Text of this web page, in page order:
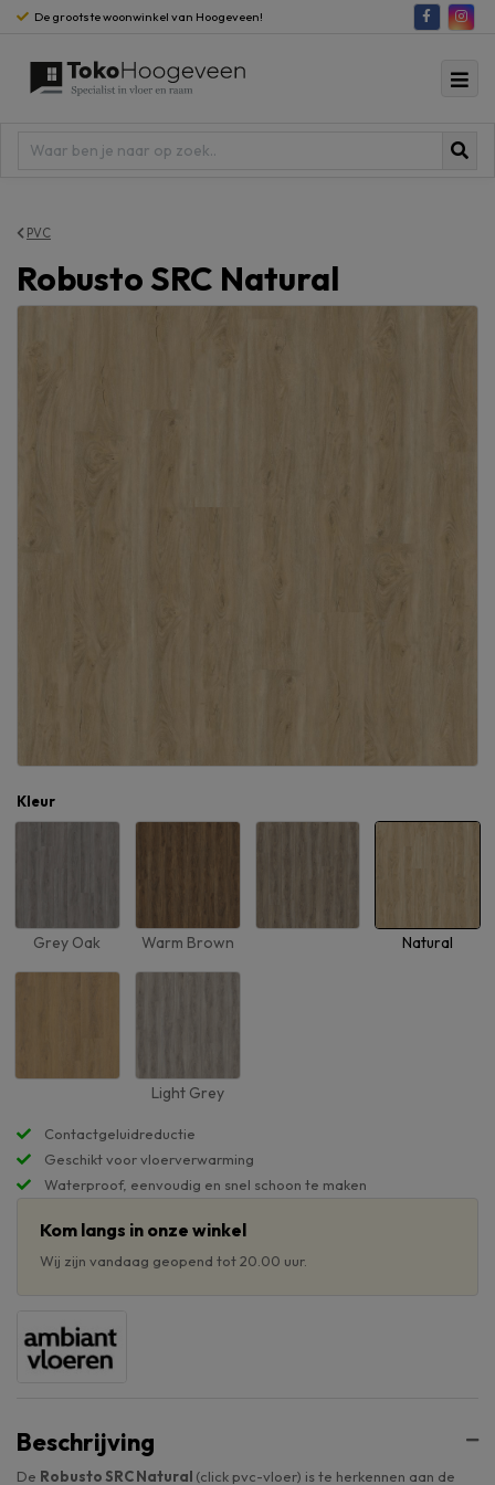
De grootste woonwinkel van Hoogeveen!
PVC
Robusto SRC Natural
Contactgeluidreductie
Geschikt voor vloerverwarming
Waterproof, eenvoudig en snel schoon te maken
Kleur
Grey Oak Warm Brown Natural
Light Grey
Kom langs in onze winkel
Wij zijn vandaag geopend tot 20.00 uur.
Beschrijving
De Robusto SRC Natural (click pvc-vloer) is te herkennen aan de